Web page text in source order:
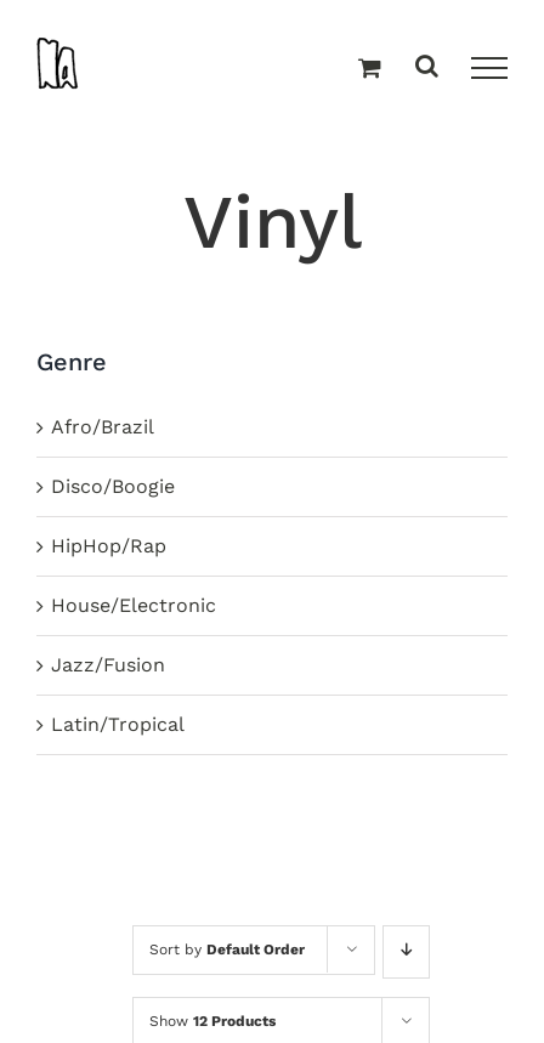
Inhalt
springen
Vinyl
Sort byDefault Order
Show12 Products
Genre
Afro/Brazil
Disco/Boogie
HipHop/Rap
House/Electronic
Jazz/Fusion
Latin/Tropical